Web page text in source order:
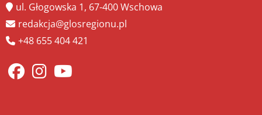
ul. Głogowska 1, 67-400 Wschowa
redakcja@glosregionu.pl
+48 655 404 421